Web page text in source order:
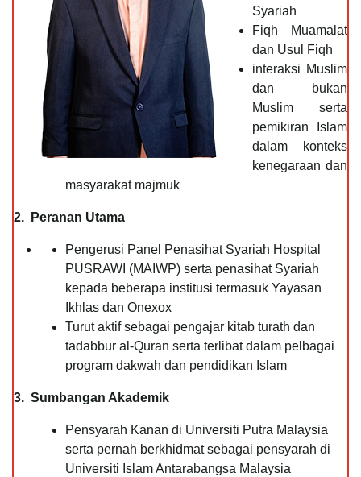
Syariah
Fiqh Muamalat
dan Usul Fiqh
interaksi Muslim
dan bukan
Muslim serta
pemikiran Islam
dalam konteks
kenegaraan dan
masyarakat majmuk
2. Peranan Utama
Pengerusi Panel Penasihat Syariah Hospital
PUSRAWI (MAIWP) serta penasihat Syariah
kepada beberapa institusi termasuk Yayasan
Ikhlas dan Onexox
Turut aktif sebagai pengajar kitab turath dan
tadabbur al-Quran serta terlibat dalam pelbagai
program dakwah dan pendidikan Islam
3. Sumbangan Akademik
Pensyarah Kanan di Universiti Putra Malaysia
serta pernah berkhidmat sebagai pensyarah di
Universiti Islam Antarabangsa Malaysia